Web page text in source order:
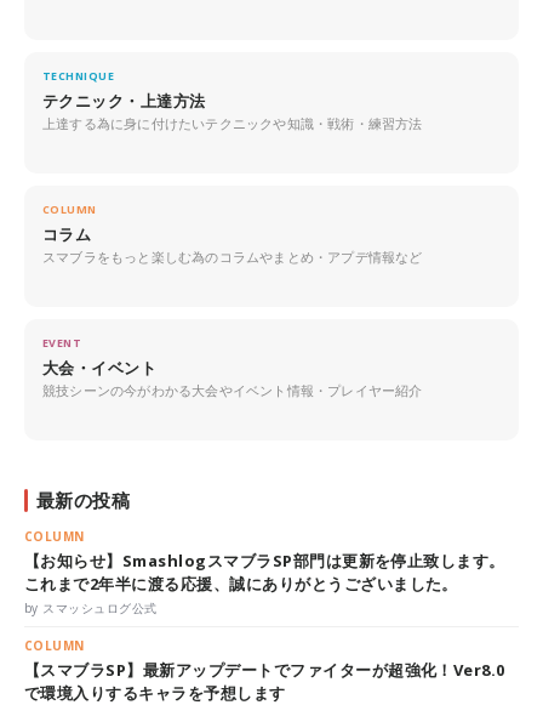
TECHNIQUE
テクニック・上達方法
上達する為に身に付けたいテクニックや知識・戦術・練習方法
COLUMN
コラム
スマブラをもっと楽しむ為のコラムやまとめ・アプデ情報など
EVENT
大会・イベント
競技シーンの今がわかる大会やイベント情報・プレイヤー紹介
最新の投稿
COLUMN
【お知らせ】SmashlogスマブラSP部門は更新を停止致します。
これまで2年半に渡る応援、誠にありがとうございました。
by スマッシュログ公式
COLUMN
【スマブラSP】最新アップデートでファイターが超強化！Ver8.0
で環境入りするキャラを予想します